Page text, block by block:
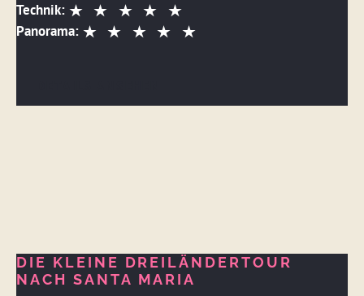
Technik:
Panorama:
DIE KLEINE DREILÄNDERTOUR
NACH SANTA MARIA